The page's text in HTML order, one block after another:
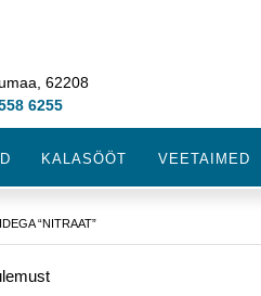
62208
6255
KALASÖÖT VEETAIMED
“NITRAAT”